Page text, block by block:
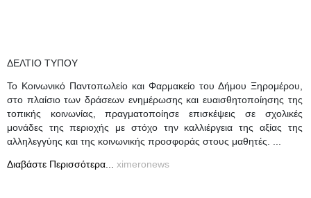
ΔΕΛΤΙΟ ΤΥΠΟΥ
Το Κοινωνικό Παντοπωλείο και Φαρμακείο του Δήμου Ξηρομέρου,
στο πλαίσιο των δράσεων ενημέρωσης και ευαισθητοποίησης της
τοπικής κοινωνίας, πραγματοποίησε επισκέψεις σε σχολικές
μονάδες της περιοχής με στόχο την καλλιέργεια της αξίας της
αλληλεγγύης και της κοινωνικής προσφοράς στους μαθητές. ...
Διαβάστε Περισσότερα... ximeronews